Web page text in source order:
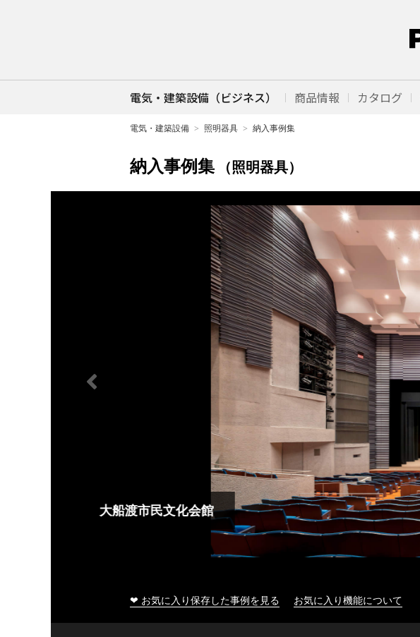
電気・建築設備（ビジネス） 商品情報 カタログ
電気・建築設備 照明器具 納入事例集
納入事例集 （照明器具）
大船渡市民文化会館
❤ お気に入り保存した事例を見る お気に入り機能について